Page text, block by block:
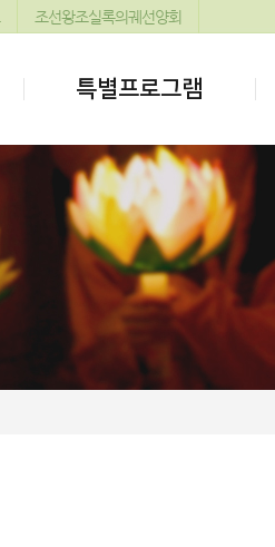
조선왕조실록의궤선양회
특별프로그램